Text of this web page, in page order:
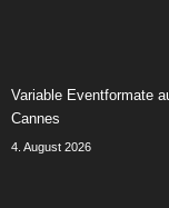
Variable Eventformate
Cannes
4. August 2026